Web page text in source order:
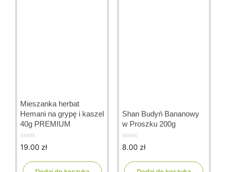
Mieszanka herbat
Hemani na grypę i kaszel
40g PREMIUM
019.00 zł
Shan Budyń Bananowy
w Proszku 200g
0
8.00 zł